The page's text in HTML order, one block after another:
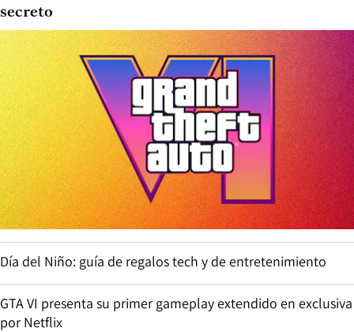
secreto
Día del Niño: guía de regalos tech y de entretenimiento
GTA VI presenta su primer gameplay extendido en exclusiva
por Netflix